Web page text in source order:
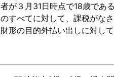
者が３月31日時点で18歳であ
のすべてに対して、課税がな
財形の目的外払い出しに対し